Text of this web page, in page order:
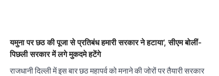
यमुना पर छठ की पूजा से प्रतिबंध हमारी सरकार ने हटाया’, सीएम बोलीं-
पिछली सरकार में लगे मुकदमे हटेंगे
राजधानी दिल्ली में इस बार छठ महापर्व को मनाने की जोरों पर तैयारी सरकार